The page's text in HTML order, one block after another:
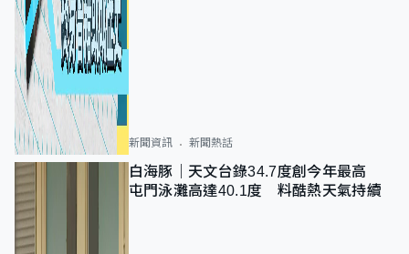
新聞資訊 新聞熱話
白海豚｜天文台錄34.7度創今年最高
屯門泳灘高達40.1度 料酷熱天氣持續